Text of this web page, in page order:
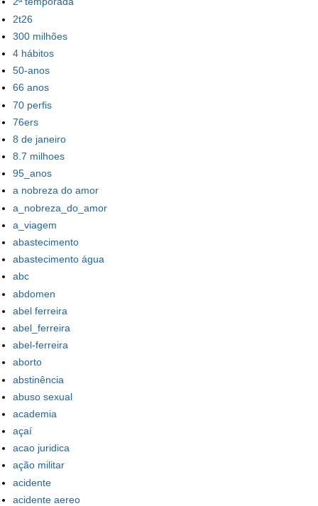
2t26
300 milhões
4 hábitos
50-anos
66 anos
70 perfis
76ers
8 de janeiro
8.7 milhoes
95_anos
a nobreza do amor
a_nobreza_do_amor
a_viagem
abastecimento
abastecimento água
abc
abdomen
abel ferreira
abel_ferreira
abel-ferreira
aborto
abstinência
abuso sexual
academia
açaí
acao juridica
ação militar
acidente
acidente aereo